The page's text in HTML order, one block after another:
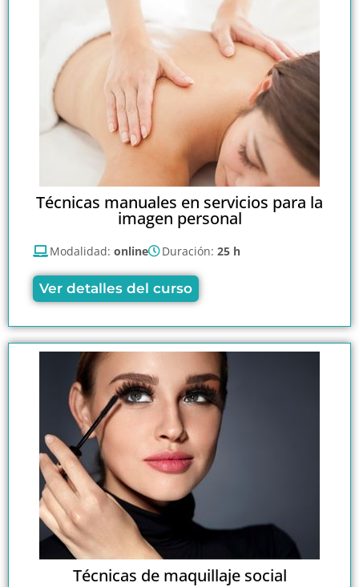
Técnicas manuales en servicios para la
imagen personal
Modalidad: online Duración: 25 h
Ver detalles del curso
Técnicas de maquillaje social